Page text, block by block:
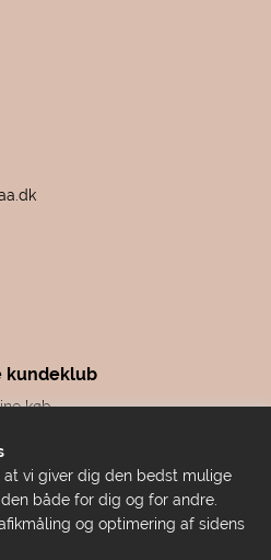
vi giver dig den bedst mulige
både for dig og for andre.
og optimering af sidens
kundeklub
køb
før alle andre